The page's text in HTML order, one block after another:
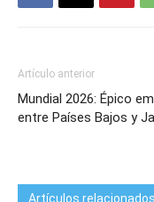
Artículo anterior
Mundial 2026: Épico
entre Países Bajos y
Artículos relacionados